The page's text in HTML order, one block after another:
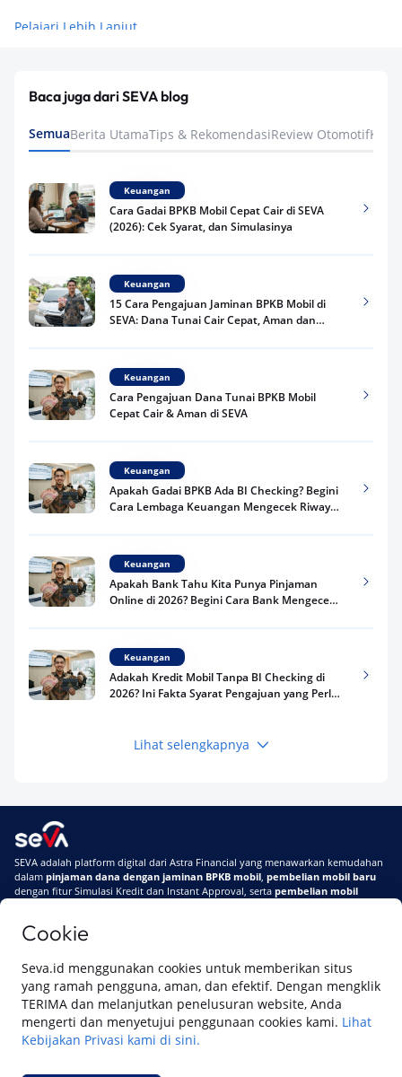
Cookie
Seva.id menggunakan cookies untuk memberikan situs
yang ramah pengguna, aman, dan efektif. Dengan mengklik
TERIMA dan melanjutkan penelusuran website, Anda
mengerti dan menyetujui penggunaan cookies kami. Lihat
Kebijakan Privasi kami di sini.
Pelajari Lebih Lanjut
Baca juga dari SEVA blog
SemuaBerita UtamaTips & RekomendasiReview Otomotif
Keuangan
Cara Gadai BPKB Mobil Cepat Cair di SEVA
(2026): Cek Syarat, dan Simulasinya
Keuangan
15 Cara Pengajuan Jaminan BPKB Mobil di
SEVA: Dana Tunai Cair Cepat, Aman dan
Keuangan
Cara Pengajuan Dana Tunai BPKB Mobil
Cepat Cair & Aman di SEVA
Keuangan
Apakah Gadai BPKB Ada BI Checking? Begini
Cara Lembaga Keuangan Mengecek Riwayat
Keuangan
Apakah Bank Tahu Kita Punya Pinjaman
Online di 2026? Begini Cara Bank Mengecek
Keuangan
Adakah Kredit Mobil Tanpa BI Checking di
2026? Ini Fakta Syarat Pengajuan yang Perlu
Keuangan
Terpercaya
Telat Bayar Pinjol 2 Hari, Apakah Langsung
Masuk BI Checking? Simak Peraturan
Terbarunya di 2026
Lihat selengkapnya
SEVA adalah platform digital dari Astra Financial yang menawarkan kemudahan
dalam pinjaman dana dengan jaminan BPKB mobil, pembelian mobil baru
dengan fitur Simulasi Kredit dan Instant Approval, serta pembelian mobil
Di SEVA #UrusanMobilSegampangItu
Tentang SEVASyarat & Ketentuan
Pemberitahuan Privasi